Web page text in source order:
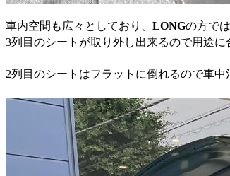
車内空間も広々としており、 LONGの方では
3列目のシートが取り外し出来るので用途に
2列目のシートはフラットに倒れるので車